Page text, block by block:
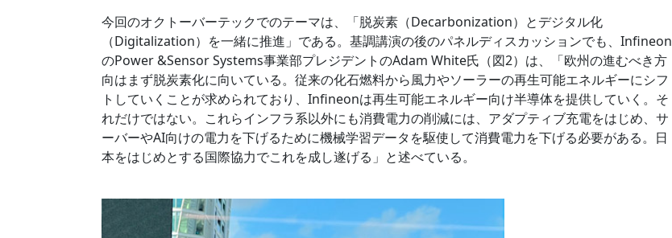
今回のオクトーバーテックでのテーマは、「脱炭素（Decarbonization）とデジタル化
（Digitalization）を一緒に推進」である。基調講演の後のパネルディスカッションでも、Infineon
のPower &Sensor Systems事業部プレジデントのAdam White氏（図2）は、「欧州の進むべき方
向はまず脱炭素化に向いている。従来の化石燃料から風力やソーラーの再生可能エネルギーにシフ
トしていくことが求められており、Infineonは再生可能エネルギー向け半導体を提供していく。そ
れだけではない。これらインフラ系以外にも消費電力の削減には、アダプティブ充電をはじめ、サ
ーバーやAI向けの電力を下げるために機械学習データを駆使して消費電力を下げる必要がある。日
本をはじめとする国際協力でこれを成し遂げる」と述べている。